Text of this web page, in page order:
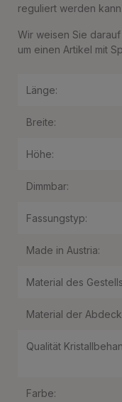
reguliert werden kann.
Wir weisen Sie
um einen Artikel mit
Länge:
Breite:
Höhe:
Dimmbar:
Fassungstyp:
Made in Austria:
Material des
Material der
Qualität
Farbe: